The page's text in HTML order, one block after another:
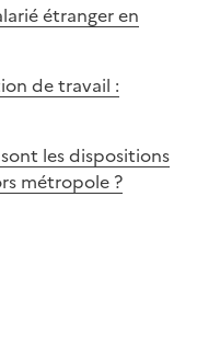
étranger en
de travail :
les dispositions
métropole ?